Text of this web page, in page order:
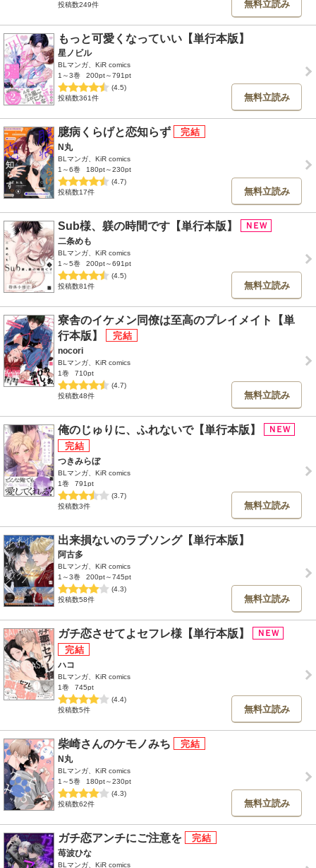
投稿数249件
無料立読み
もっと可愛くなっていい【単行本版】
星ノビル
BLマンガ、KiR comics
1～3巻
200pt～791pt
(4.5)
投稿数361件
無料立読み
臆病くらげと恋知らず
N丸
BLマンガ、KiR comics
1～6巻
180pt～230pt
(4.7)
投稿数17件
無料立読み
Sub様、躾の時間です【単行本版】
二条めも
BLマンガ、KiR comics
1～5巻
200pt～691pt
(4.5)
投稿数81件
無料立読み
寮舎のイケメン同僚は至高のプレイメイト【単
行本版】
nocori
BLマンガ、KiR comics
1巻
710pt
(4.7)
投稿数48件
無料立読み
俺のじゅりに、ふれないで【単行本版】
つきみらぼ
BLマンガ、KiR comics
1巻
791pt
(3.7)
投稿数3件
無料立読み
出来損ないのラブソング【単行本版】
阿古多
BLマンガ、KiR comics
1～3巻
200pt～745pt
(4.3)
投稿数58件
無料立読み
ガチ恋させてよセフレ様【単行本版】
ハコ
BLマンガ、KiR comics
1巻
745pt
(4.4)
投稿数5件
無料立読み
柴崎さんのケモノみち
N丸
BLマンガ、KiR comics
1～5巻
180pt～230pt
(4.3)
投稿数62件
無料立読み
ガチ恋アンチにご注意を
苺波ひな
BLマンガ、KiR comics